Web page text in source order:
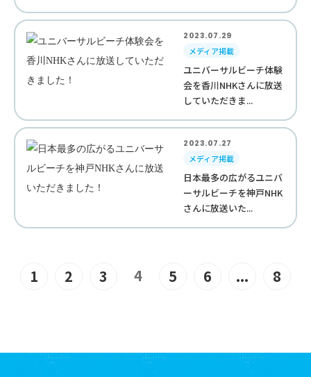
2023.07.29
メディア掲載
ユニバーサルビーチ体験
会を香川NHKさんに放送
していただきま...
2023.07.27
メディア掲載
日本最多の広がるユニバ
ーサルビーチを神戸NHK
さんに放送いた...
1 2 3 4 5 6 ... 8